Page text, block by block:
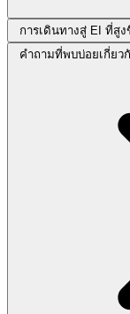
การเดินทางสู่ EI ที่สู
คำถามที่พบบ่อยเกี่ยว